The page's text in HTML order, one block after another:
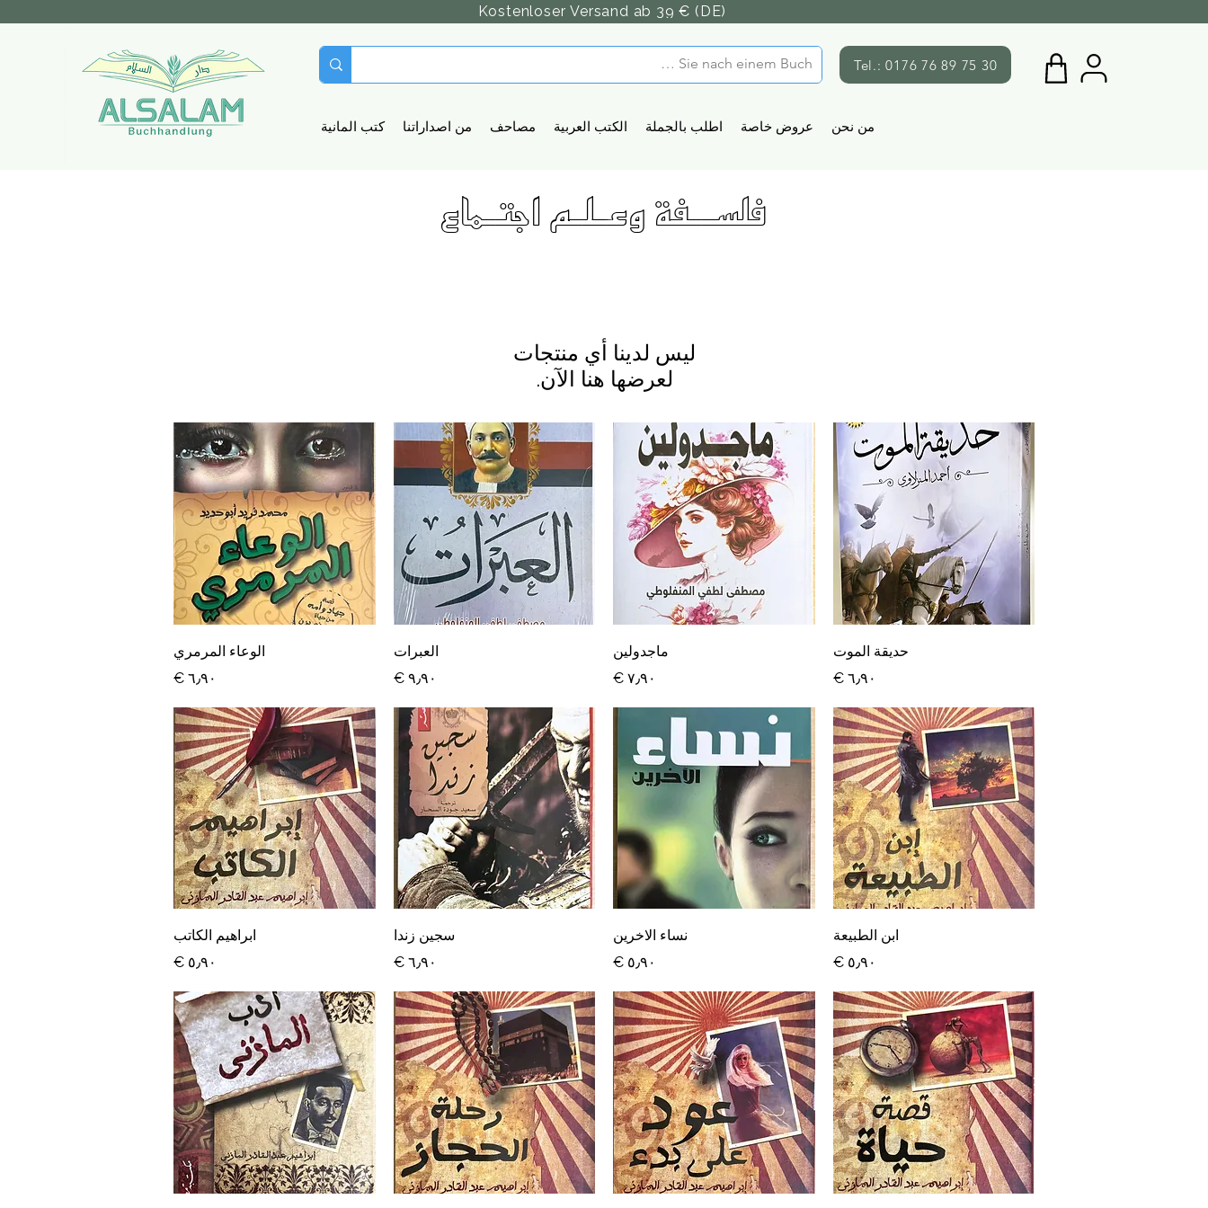
Kostenloser Versand ab 39 € (DE)
Tel.: 0176 76 89 75 30
كتب المانية من اصداراتنا مصاحف الكتب العربية اطلب بالجملة عروض خاصة من نحن
فلســفة وعـلـم اجتـماع
لعرضها هنا الآن.
العرض السريعحديقة الموت
السعر
ماجدولين
السعر
العبرات
السعر
العرض السريعالوعاء المرمري
السعر
العرض السريعابن الطبيعة
السعر
العرض السريعنساء الاخرين
السعر
سجين زندا
السعر
العرض السريعابراهيم الكاتب
السعر